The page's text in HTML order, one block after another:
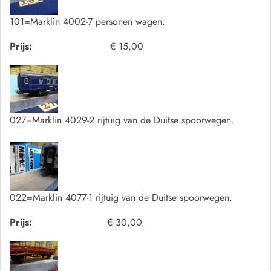
101=Marklin 4002-7 personen wagen.
Prijs:
€ 15,00
027=Marklin 4029-2 rijtuig van de Duitse spoorwegen.
022=Marklin 4077-1 rijtuig van de Duitse spoorwegen.
Prijs:
€ 30,00